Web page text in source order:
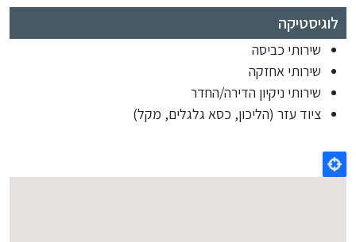
לוגיסטיקה
שירותי כביסה
שירותי אחזקה
שירותי ניקיון הדירה/החדר
ציוד עזר (הליכון, כסא גלגלים, מקל)